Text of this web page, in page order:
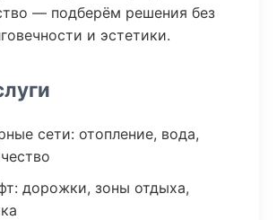
— подберём решения без
и эстетики.
сети: отопление, вода,
дорожки, зоны отдыха,